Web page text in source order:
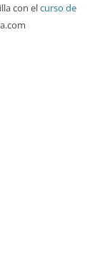
con elcurso de